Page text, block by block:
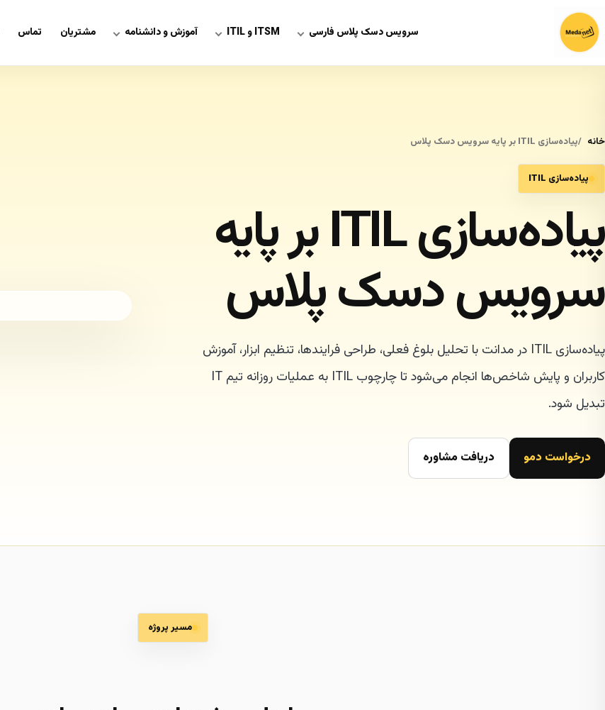
سرویس دسک پلاس فارسی ITSM و ITIL آموزش و دانشنامه مشتریان تماس
خانه پیاده‌سازی ITIL بر پایه سرویس دسک پلاس
پیاده‌سازی ITIL
پیاده‌سازی ITIL بر پایه
سرویس دسک پلاس
پیاده‌سازی ITIL در مدانت با تحلیل بلوغ فعلی، طراحی فرایندها، تنظیم ابزار، آموزش
کاربران و پایش شاخص‌ها انجام می‌شود تا چارچوب ITIL به عملیات روزانه تیم IT
تبدیل شود.
درخواست دمو دریافت مشاوره
مسیر پروژه